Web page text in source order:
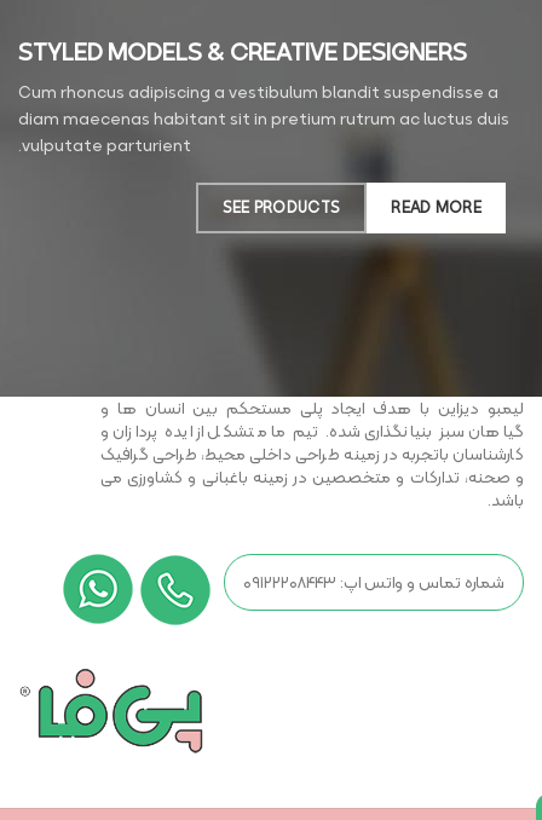
STYLED MODELS & CREATIVE DESIGNERS
Cum rhoncus adipiscing a vestibulum blandit suspendisse a
diam maecenas habitant sit in pretium rutrum ac luctus duis
vulputate parturient.
READ MORE
SEE PRODUCTS
لیمبو دیزاین با هدف ایجاد پلی مستحکم بین انسان ها و
گیاهان سبز بنیانگذاری شده. تیم ما متشکل از ایده پردازان و
کارشناسان باتجربه در زمینه طراحی داخلی محیط، طراحی گرافیک
و صحنه، تدارکات و متخصصین در زمینه باغبانی و کشاورزی می
باشد.
شماره تماس و واتس اپ: ۰۹۱۲۲۲۰۸۴۴۳